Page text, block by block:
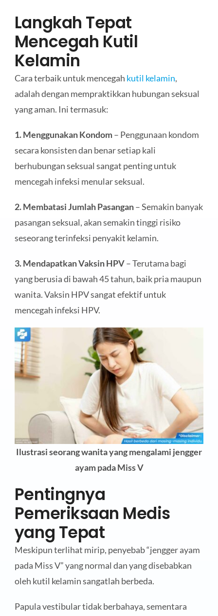
Langkah Tepat
Mencegah Kutil
Kelamin
Cara terbaik untuk mencegah kutil kelamin,
adalah dengan mempraktikkan hubungan seksual
yang aman. Ini termasuk:
1. Menggunakan Kondom– Penggunaan kondom
secara konsisten dan benar setiap kali
berhubungan seksual sangat penting untuk
mencegah infeksi menular seksual.
2. Membatasi Jumlah Pasangan– Semakin banyak
pasangan seksual, akan semakin tinggi risiko
seseorang terinfeksi penyakit kelamin.
3. Mendapatkan Vaksin HPV– Terutama bagi
yang berusia di bawah 45 tahun, baik pria maupun
wanita. Vaksin HPV sangat efektif untuk
mencegah infeksi HPV.
Ilustrasi seorang wanita yang mengalami jengger
ayam pada Miss V
Pentingnya
Pemeriksaan Medis
yang Tepat
Meskipun terlihat mirip, penyebab “jengger ayam
pada Miss V” yang normal dan yang disebabkan
oleh kutil kelamin sangatlah berbeda.
Papula vestibular tidak berbahaya, sementara